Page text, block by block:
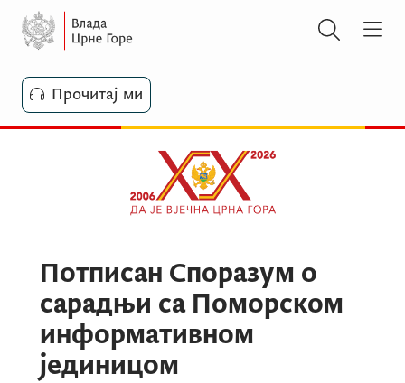
Прочитај ми
Потписан Споразум о
сарадњи са Поморском
информативном
јединицом